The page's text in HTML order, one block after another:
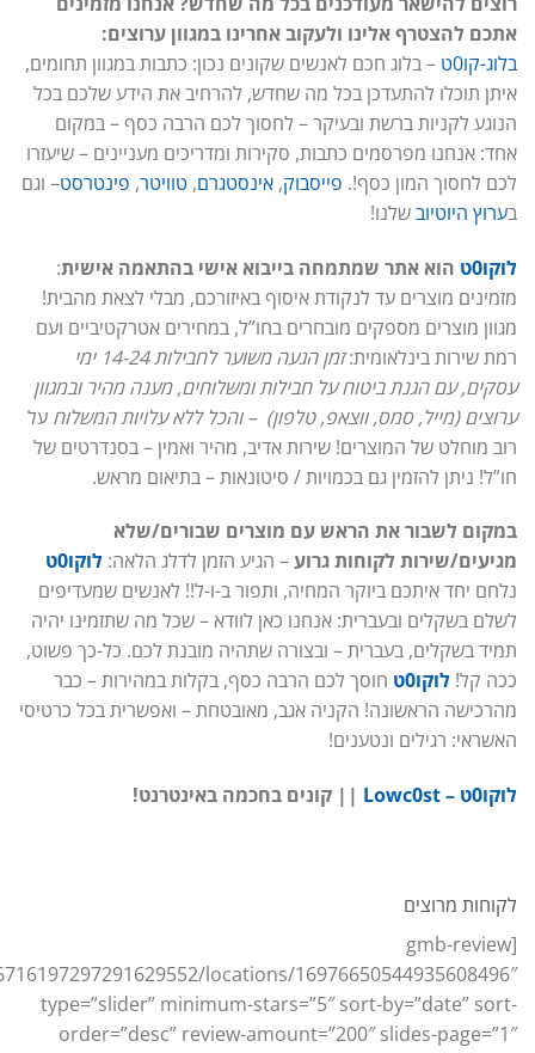
אתכם להצטרף אלינו ולעקוב אחרינו במגוון ערוצים:
בלוג-קו0ט
– בלוג חכם לאנשים שקונים נכון: כתבות במגוון תחומים,
איתן תוכלו להתעדכן בכל מה שחדש, להרחיב את הידע שלכם בכל
הנוגע לקניות ברשת ובעיקר – לחסוך לכם הרבה כסף – במקום
אחד: אנחנו מפרסמים כתבות, סקירות ומדריכים מעניינים – שיעזרו
לכם לחסוך המון כסף!. פייסבוק, אינסטגרם, טוויטר, פינטרסט– וגם
בערוץ היוטיובשלנו!
לוקו0ט הוא אתר שמתמחה בייבוא אישי בהתאמה אישית:
מזמינים מוצרים עד לנקודת איסוף באיזורכם, מבלי לצאת מהבית!
מגוון מוצרים מספקים מובחרים בחו”ל, במחירים אטרקטיביים ועם
רמת שירות בינלאומית:
זמן הגעה משוער לחבילות 14-24 ימי
עסקים, עם הגנת ביטוח על חבילות ומשלוחים, מענה מהיר ובמגוון
ערוצים (מייל, סמס, ווצאפ, טלפון) – והכל ללא עלויות המשלוח על
רוב מוחלט של המוצרים! שירות אדיב, מהיר ואמין – בסנדרטים של
חו”ל! ניתן להזמין גם בכמויות / סיטונאות – בתיאום מראש.
במקום לשבור את הראש עם מוצרים שבורים/שלא
מגיעים/שירות לקוחות גרוע– הגיע הזמן לדלג הלאה: לוקו0ט
נלחם יחד איתכם ביוקר המחיה, ותפור ב-ו-ל!! לאנשים שמעדיפים
לשלם בשקלים ובעברית: אנחנו כאן לוודא – שכל מה שתזמינו יהיה
תמיד בשקלים, בעברית – ובצורה שתהיה מובנת לכם. כל-כך פשוט,
ככה קל! לוקו0ט
חוסך לכם הרבה כסף, בקלות במהירות – כבר
מהרכישה הראשונה! הקניה אגב, מאובטחת – ואפשרית בכל כרטיסי
האשראי: רגילים ונטענים!
לוקו0ט – Lowc0st || קונים בחכמה באינטרנט!
לקוחות מרוצים
[gmb-review
locations/16976650544935608496″
type=”slider” minimum-stars=”5″ sort-by=”date” sort-
order=”desc” review-amount=”200″ slides-page=”1″